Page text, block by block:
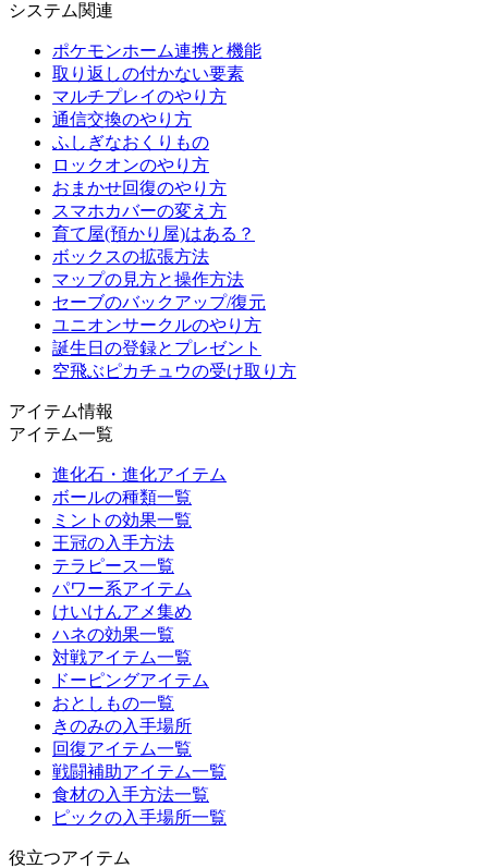
システム関連
ポケモンホーム連携と機能
取り返しの付かない要素
マルチプレイのやり方
通信交換のやり方
ふしぎなおくりもの
ロックオンのやり方
おまかせ回復のやり方
スマホカバーの変え方
育て屋(預かり屋)はある？
ボックスの拡張方法
マップの見方と操作方法
セーブのバックアップ/復元
ユニオンサークルのやり方
誕生日の登録とプレゼント
空飛ぶピカチュウの受け取り方
アイテム情報
アイテム一覧
進化石・進化アイテム
ボールの種類一覧
ミントの効果一覧
王冠の入手方法
テラピース一覧
パワー系アイテム
けいけんアメ集め
ハネの効果一覧
対戦アイテム一覧
ドーピングアイテム
おとしもの一覧
きのみの入手場所
回復アイテム一覧
戦闘補助アイテム一覧
食材の入手方法一覧
ピックの入手場所一覧
役立つアイテム